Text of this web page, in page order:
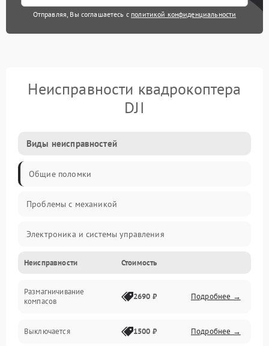
Отправляя, Вы соглашаетесь с политикой конфиденциальности
Неисправности квадрокоптера
DJI
Виды неисправностей
Общие поломки
Проблемы с механикой
Электроника и системы управления
Проблемы с сигналом
Двигатели и силовая установка
Неисправности Стоимость
Размагничивание
компасов
2690 ₽ Подробнее →
Выключается 1500 ₽ Подробнее →